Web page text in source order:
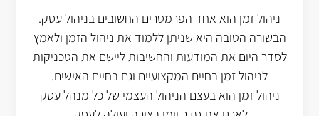
ניהול זמן הוא אחד הפרמטרים החשובים בניהול עסק.
הבשורה הטובה היא שניתן ללמוד את ניהול הזמן ולאמץ
לסדר היום את המודעות והחשיבות ליישם את הטכניקות
לניהול זמן בחיים המקצועיים וגם בחיים האישים.
ניהול זמן הוא בעצם הניהול העצמי של כל מנהל עסק